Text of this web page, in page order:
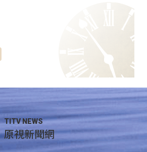
TITV NEWS
原視新聞網